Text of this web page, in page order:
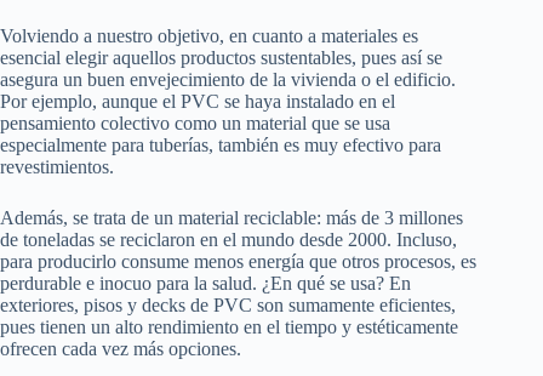
Volviendo a nuestro objetivo, en cuanto a materiales es
esencial elegir aquellos productos sustentables, pues así se
asegura un buen envejecimiento de la vivienda o el edificio.
Por ejemplo, aunque el PVC se haya instalado en el
pensamiento colectivo como un material que se usa
especialmente para tuberías, también es muy efectivo para
revestimientos.
Además, se trata de un material reciclable: más de 3 millones
de toneladas se reciclaron en el mundo desde 2000. Incluso,
para producirlo consume menos energía que otros procesos, es
perdurable e inocuo para la salud. ¿En qué se usa? En
exteriores, pisos y decks de PVC son sumamente eficientes,
pues tienen un alto rendimiento en el tiempo y estéticamente
ofrecen cada vez más opciones.